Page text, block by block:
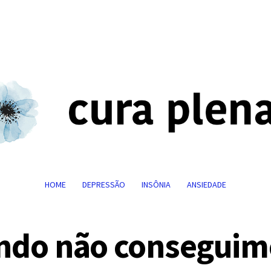
HOME DEPRESSÃO INSÔNIA ANSIEDADE
não